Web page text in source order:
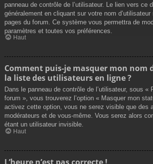
panneau de contrôle de l’utilisateur. Le lien vers ce
généralement en cliquant sur votre nom
pages du forum. Ce système vous permettra de
paramètres et toutes vos préférences.
Haut
Comment puis-je masquer mon nom
la liste des utilisateurs en ligne ?
Dans le panneau de contrôle de l’utilisateur, sous «
forum », vous trouverez l’option « Masquer mon
activez cette option, vous ne serez visible que des
modérateurs et de vous-même. Vous serez alors
étant un utilisateur invisible.
Haut